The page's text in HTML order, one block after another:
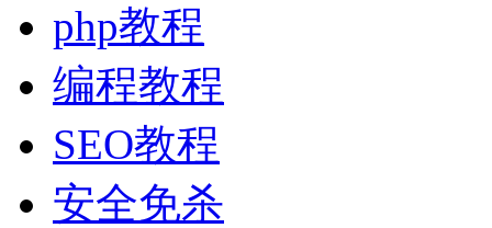
php教程
编程教程
SEO教程
安全免杀